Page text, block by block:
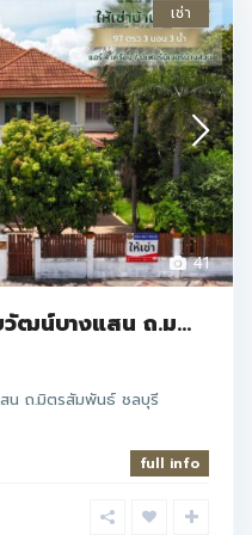
41
เช่า
วัฒน์บางแสน ถ.ม...
น ถ.มิตรสัมพันธ์ ชลบุรี
full info